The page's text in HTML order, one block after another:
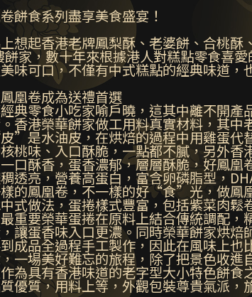
餅食系列盡享美食盛宴！
想起香港老牌鳳梨酥、老婆餅、合桃
家，數十年來根據港人對糕點零食喜
味可口，不僅有中式糕點的經典味道
凰卷成為送禮首選
典零食小吃家喻戶曉，這其中離不開
香港榮華餅家做工用料真實材料，其
”是水油皮，在烘焙的過程中用雞蛋代
桃味、入口酥脆，一點都不膩，另外
口酥香，蛋香濃郁，層層酥脆，好鳳
透亮，營養高蛋白，富含卵磷脂型，
的鳳凰卷，不一樣的好“食”光，做鳳
式做法，蛋捲樣式豐富，包括紫菜肉
重要榮華蛋捲在原料上結合傳統調配
讓蛋香味入口更濃。同時榮華餅家烘
成品全過程手工製作，因此在風味上
一場美好難忘的旅程，除了把景色收
為具有香港味道的老字型大小特色餅
優質，用料上等，外觀包裝尊貴氣派，